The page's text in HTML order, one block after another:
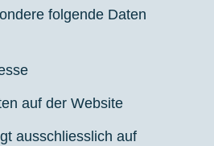
folgende Daten
auf der Website
ausschliesslich auf